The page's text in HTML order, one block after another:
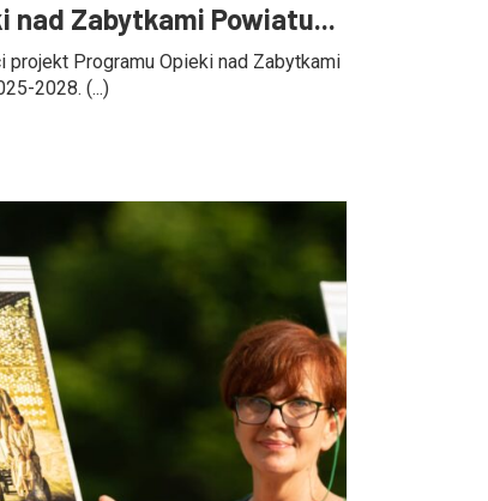
nad Zabytkami Powiatu...
Programu Opieki nad Zabytkami
2028. (...)